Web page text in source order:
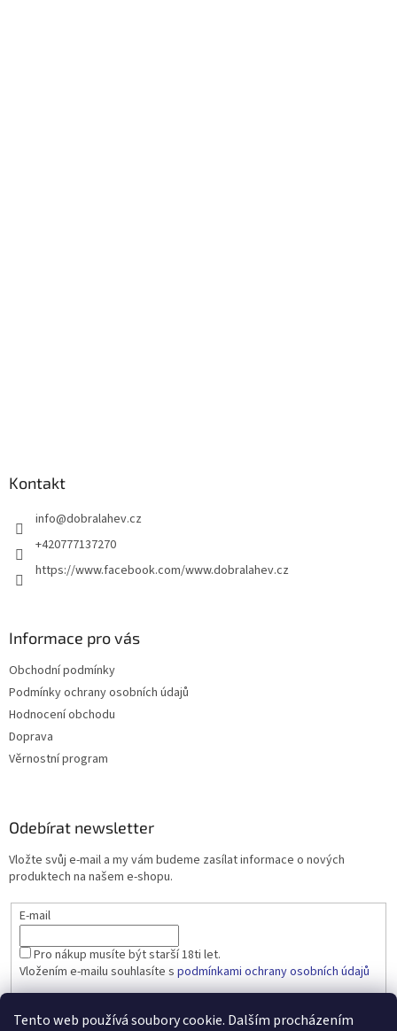
Tento web používá soubory cookie. Dalším procházením
Kontakt
info@dobralahev.cz
+420777137270
https://www.facebook.com/www.dobralahev.cz
Informace pro vás
Obchodní podmínky
Podmínky ochrany osobních údajů
Hodnocení obchodu
Doprava
Věrnostní program
Odebírat newsletter
Vložte svůj e-mail a my vám budeme zasílat informace o nových
produktech na našem e-shopu.
E-mail
Pro nákup musíte být starší 18ti let.
Vložením e-mailu souhlasíte s podmínkami ochrany osobních údajů
PŘIHLÁSIT SE